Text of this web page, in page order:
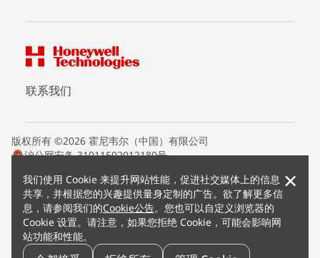
我们使用 Cookie 来提升网站性能，促进社交媒体上的信息
共享，并根据您的兴趣提供量身定制的广告。欲了解更多信
息，请参阅我们的Cookie公告。您也可以自定义浏览器的
Cookie 设置。请注意，如果您拒绝 Cookie，可能会影响网
站功能和性能。
×
联系我们
版权所有 ©2026 霍尼韦尔（中国）有限公司
沪公网安备 31011502012180号
条款条约
隐私声明
您的隐私选项
霍尼韦尔科技Cookie通知
退订
漏洞报告